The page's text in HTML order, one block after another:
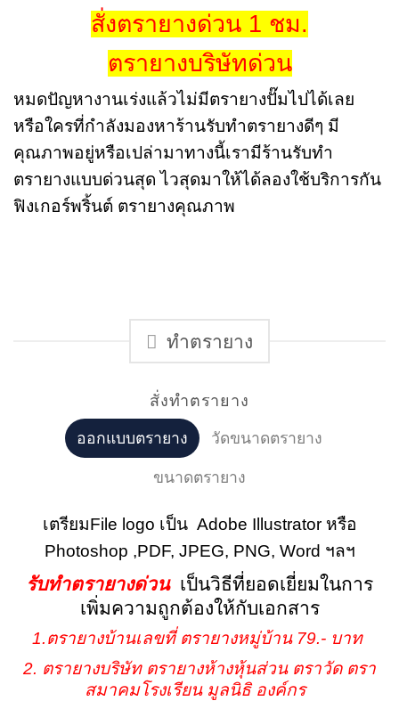
สั่งตรายางด่วน 1 ชม.
ตรายางบริษัทด่วน
หมดปัญหางานเร่งแล้วไม่มีตรายางปั๊มไปได้เลย
หรือใครที่กำลังมองหาร้านรับทำตรายางดีๆ มี
คุณภาพอยู่หรือเปล่ามาทางนี้เรามีร้านรับทำ
ตรายางแบบด่วนสุด ไวสุดมาให้ได้ลองใช้บริการกัน
ฟิงเกอร์พริ้นต์ ตรายางคุณภาพ
ทำตรายาง
สั่งทำตรายาง
ออกแบบตรายาง วัดขนาดตรายาง
ขนาดตรายาง
เตรียมFile logo เป็น Adobe Illustrator หรือ
Photoshop ,PDF, JPEG, PNG, Word ฯลฯ
รับทำตรายางด่วน เป็นวิธีที่ยอดเยี่ยมในการ
เพิ่มความถูกต้องให้กับเอกสาร
1.ตรายางบ้านเลขที่ ตรายางหมู่บ้าน 79.- บาท
2. ตรายางบริษัท ตรายางห้างหุ้นส่วน ตราวัด ตรา
สมาคมโรงเรียน มูลนิธิ องค์กร